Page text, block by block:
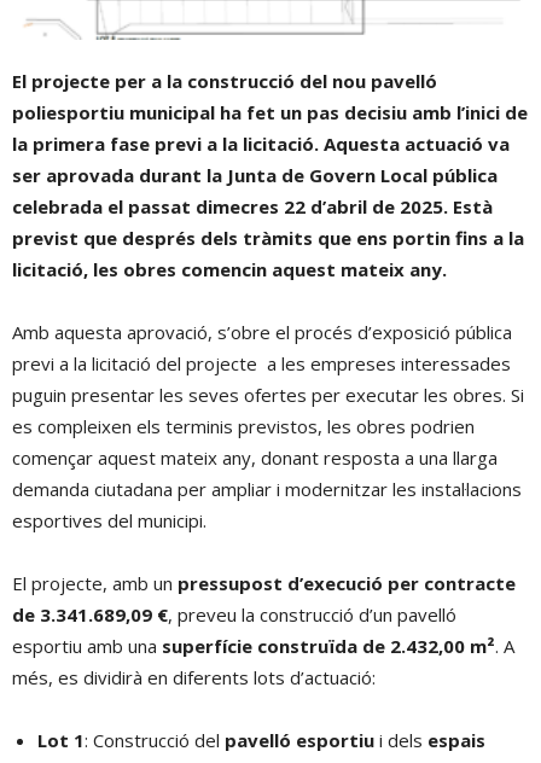
El projecte per a la construcció del nou pavelló
poliesportiu municipal ha fet un pas decisiu amb l’inici de
la primera fase previ a la licitació. Aquesta actuació va
ser aprovada durant la Junta de Govern Local pública
celebrada el passat dimecres 22 d’abril de 2025. Està
previst que després dels tràmits que ens portin fins a la
licitació, les obres comencin aquest mateix any.
Amb aquesta aprovació, s’obre el procés d’exposició pública
previ a la licitació del projecte a les empreses interessades
puguin presentar les seves ofertes per executar les obres. Si
es compleixen els terminis previstos, les obres podrien
començar aquest mateix any, donant resposta a una llarga
demanda ciutadana per ampliar i modernitzar les instal·lacions
esportives del municipi.
El projecte, amb un pressupost d’execució per contracte
de 3.341.689,09 €, preveu la construcció d’un pavelló
esportiu amb una superfície construïda de 2.432,00 m². A
més, es dividirà en diferents lots d’actuació:
Lot 1: Construcció del pavelló esportiu i dels espais